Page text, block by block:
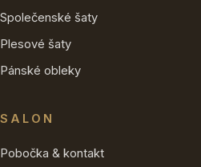
Společenské šaty
Plesové šaty
Pánské obleky
SALON
Pobočka & kontakt